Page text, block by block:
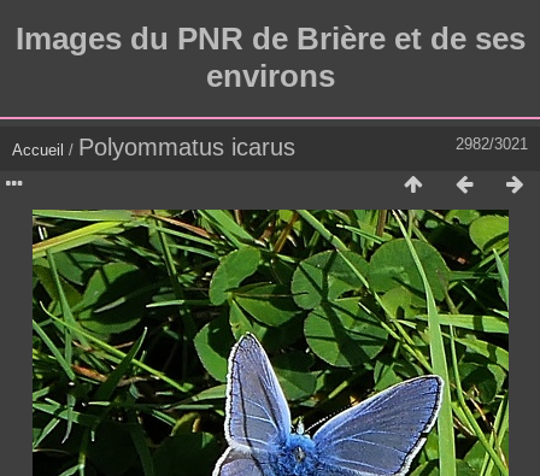
Images du PNR de Brière et de ses
environs
2982/3021
Accueil / Polyommatus icarus